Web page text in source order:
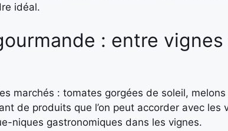
idéal.
: entre
marchés : tomates gorgées de soleil,
de produits que l’on peut accorder avec les
niques gastronomiques dans les vignes.